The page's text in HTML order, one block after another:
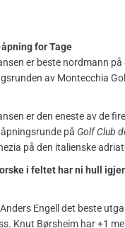
for Tage
er beste nordmann
av Montecchia
er den eneste av de
på Golf Club
på den italienske
i feltet har ni hull
Engell det beste
Knut Børsheim har +1